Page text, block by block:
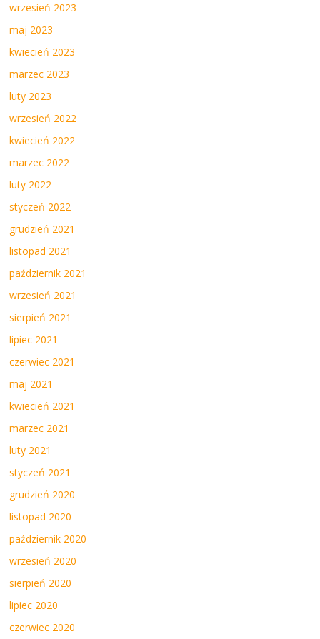
wrzesień 2023
maj 2023
kwiecień 2023
marzec 2023
luty 2023
wrzesień 2022
kwiecień 2022
marzec 2022
luty 2022
styczeń 2022
grudzień 2021
listopad 2021
październik 2021
wrzesień 2021
sierpień 2021
lipiec 2021
czerwiec 2021
maj 2021
kwiecień 2021
marzec 2021
luty 2021
styczeń 2021
grudzień 2020
listopad 2020
październik 2020
wrzesień 2020
sierpień 2020
lipiec 2020
czerwiec 2020